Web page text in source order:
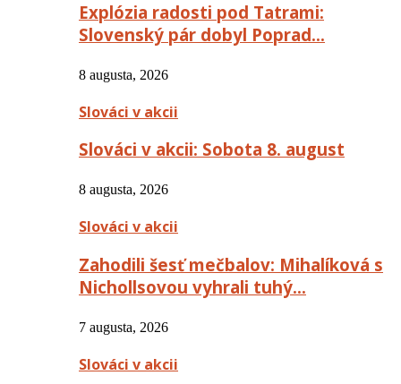
Explózia radosti pod Tatrami:
Slovenský pár dobyl Poprad…
8 augusta, 2026
Slováci v akcii
Slováci v akcii: Sobota 8. august
8 augusta, 2026
Slováci v akcii
Zahodili šesť mečbalov: Mihalíková s
Nichollsovou vyhrali tuhý…
7 augusta, 2026
Slováci v akcii